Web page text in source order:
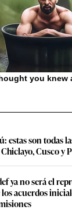
estas son todas
Cusco y
ya no será el
acuerdos